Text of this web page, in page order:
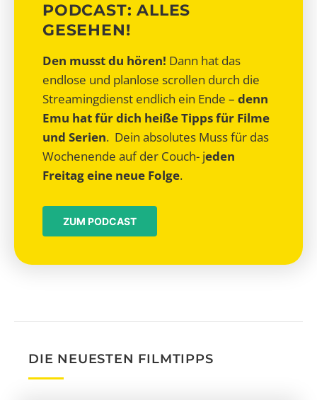
PODCAST: ALLES
GESEHEN!
Den musst du hören! Dann hat das
endlose und planlose scrollen durch die
Streamingdienst endlich ein Ende – denn
Emu hat für dich heiße Tipps für Filme
und Serien. Dein absolutes Muss für das
Wochenende auf der Couch- jeden
Freitag eine neue Folge.
ZUM PODCAST
DIE NEUESTEN FILMTIPPS